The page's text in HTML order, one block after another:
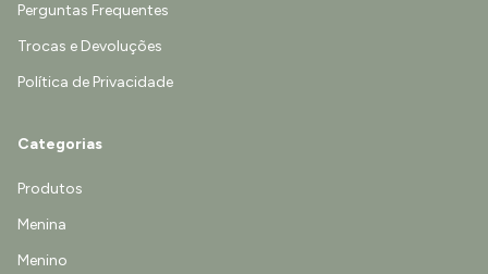
Perguntas Frequentes
Trocas e Devoluções
Política de Privacidade
Categorias
Produtos
Menina
Menino